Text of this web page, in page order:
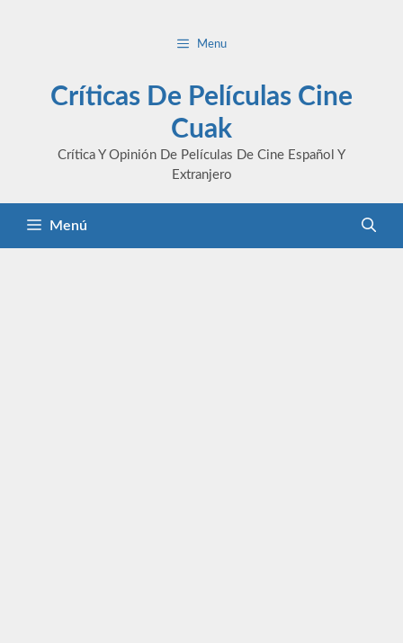
Menu
Críticas De Películas Cine
Cuak
Crítica Y Opinión De Películas De Cine Español Y
Extranjero
Menú